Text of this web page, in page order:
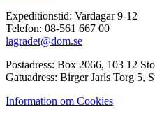
Expeditionstid: Vardagar 9-12
Telefon: 08-561 667 00
lagradet@dom.se
Postadress: Box 2066, 103 12
Gatuadress: Birger Jarls Torg 5,
Information om Cookies